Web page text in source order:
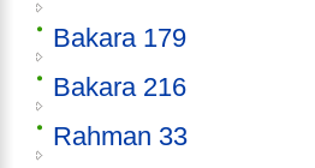
Bakara 179
Bakara 216
Rahman 33